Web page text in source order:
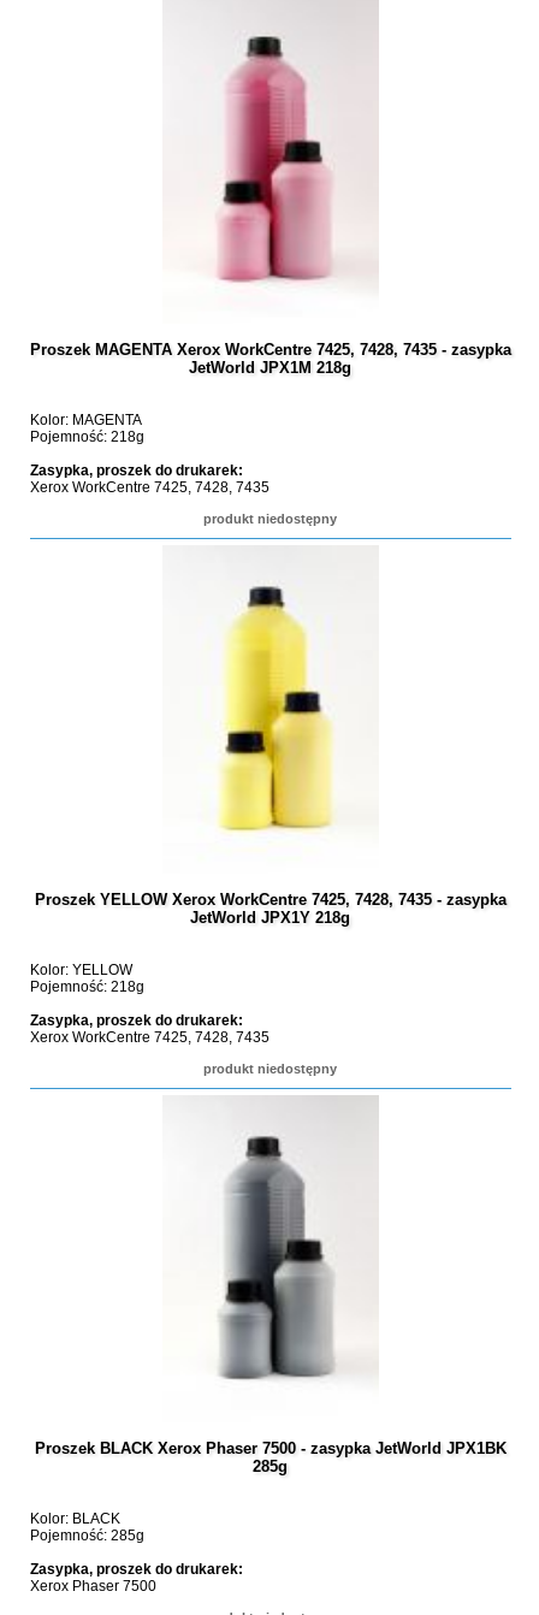
Proszek MAGENTA Xerox WorkCentre 7425, 7428, 7435 - zasypka
JetWorld JPX1M 218g
Kolor: MAGENTA
Pojemność: 218g
Zasypka, proszek do drukarek:
Xerox WorkCentre 7425, 7428, 7435
produkt niedostępny
Proszek YELLOW Xerox WorkCentre 7425, 7428, 7435 - zasypka
JetWorld JPX1Y 218g
Kolor: YELLOW
Pojemność: 218g
Zasypka, proszek do drukarek:
Xerox WorkCentre 7425, 7428, 7435
produkt niedostępny
Proszek BLACK Xerox Phaser 7500 - zasypka JetWorld JPX1BK
285g
Kolor: BLACK
Pojemność: 285g
Zasypka, proszek do drukarek:
Xerox Phaser 7500